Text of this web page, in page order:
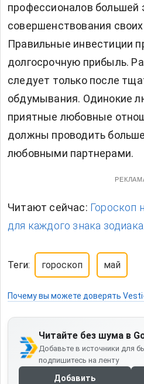
профессионалов большей
совершенствования
Правильные инвестиции
долгосрочную прибыль.
следует только после
обдумывания. Одинокие
приятные любовные
должны проводить
любовными партнерами.
Читают сейчас: Гороскоп
для каждого знака зодиака.
Теги: гороскоп май
Почему вы можете доверять
Читайте без шума в
Добавьте в источники для
подпишитесь на ленту
Добавить